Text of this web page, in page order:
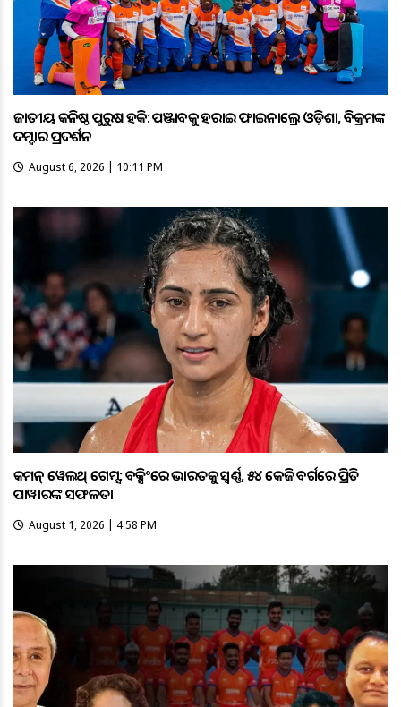
ଜାତୀୟ କନିଷ୍ଠ ପୁରୁଷ ହକି: ପଞ୍ଜାବକୁ ହରାଇ ଫାଇନାଲ୍ରେ ଓଡ଼ିଶା, ବିକ୍ରମଙ୍କ
ଦମ୍ଦାର ପ୍ରଦର୍ଶନ
August 6, 2026 | 10:11 PM
କମନ୍ ୱେଲଥ୍ ଗେମ୍ସ: ବକ୍ସିଂରେ ଭାରତକୁ ସ୍ବର୍ଣ୍ଣ, ୫୪ କେଜି ବର୍ଗରେ ପ୍ରିତି
ପାୱାରଙ୍କ ସଫଳତା
August 1, 2026 | 4:58 PM